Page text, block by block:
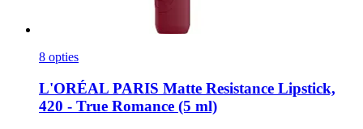
8 opties
L'ORÉAL PARIS Matte Resistance Lipstick,
420 -​ True Romance (5 ml)